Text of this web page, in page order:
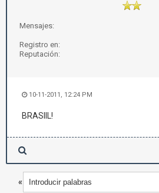
Mensajes:
Registro en:
Reputación:
10-11-2011, 12:24 PM
BRASIIL!
«